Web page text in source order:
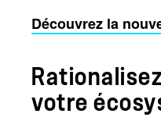
Découvrez la
votre